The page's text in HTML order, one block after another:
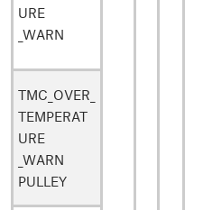
URE
_WARN
TMC_OVER_
TEMPERAT
URE
_WARN
PULLEY